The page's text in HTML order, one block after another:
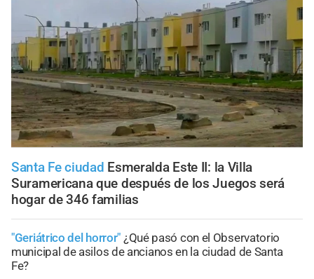
Santa Fe ciudad Esmeralda Este II: la Villa
Suramericana que después de los Juegos será
hogar de 346 familias
"Geriátrico del horror" ¿Qué pasó con el Observatorio
municipal de asilos de ancianos en la ciudad de Santa
Fe?